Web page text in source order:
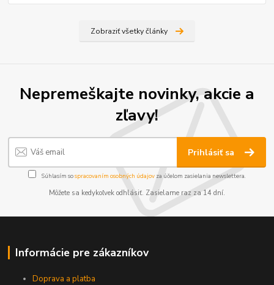
Zobraziť všetky články
Nepremeškajte novinky, akcie a
zľavy!
Prihlásiť sa
Súhlasím sospracovaním osobných údajov za účelom zasielania newslettera.
Môžete sa kedykoľvek odhlásiť. Zasielame raz za 14 dní.
Informácie pre zákazníkov
Doprava a platba